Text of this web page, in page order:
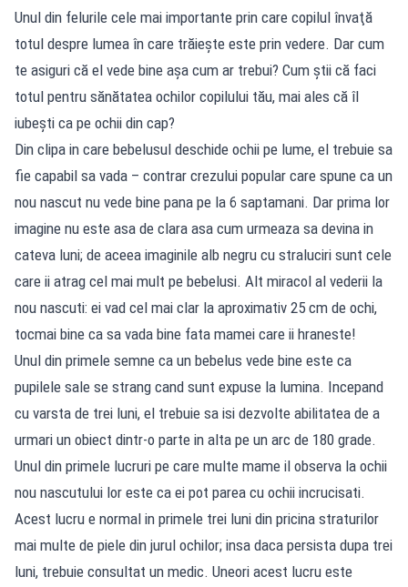
Unul din felurile cele mai importante prin care copilul învaţă
totul despre lumea în care trăieşte este prin vedere. Dar cum
te asiguri că el vede bine aşa cum ar trebui? Cum ştii că faci
totul pentru sănătatea ochilor copilului tău, mai ales că îl
iubeşti ca pe ochii din cap?
Din clipa in care bebelusul deschide ochii pe lume, el trebuie sa
fie capabil sa vada – contrar crezului popular care spune ca un
nou nascut nu vede bine pana pe la 6 saptamani. Dar prima lor
imagine nu este asa de clara asa cum urmeaza sa devina in
cateva luni; de aceea imaginile alb negru cu straluciri sunt cele
care ii atrag cel mai mult pe bebelusi. Alt miracol al vederii la
nou nascuti: ei vad cel mai clar la aproximativ 25 cm de ochi,
tocmai bine ca sa vada bine fata mamei care ii hraneste!
Unul din primele semne ca un bebelus vede bine este ca
pupilele sale se strang cand sunt expuse la lumina. Incepand
cu varsta de trei luni, el trebuie sa isi dezvolte abilitatea de a
urmari un obiect dintr-o parte in alta pe un arc de 180 grade.
Unul din primele lucruri pe care multe mame il observa la ochii
nou nascutului lor este ca ei pot parea cu ochii incrucisati.
Acest lucru e normal in primele trei luni din pricina straturilor
mai multe de piele din jurul ochilor; insa daca persista dupa trei
luni, trebuie consultat un medic. Uneori acest lucru este